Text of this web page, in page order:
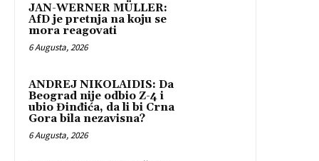
JAN-WERNER MÜLLER:
AfD je pretnja na koju se
mora reagovati
6 Augusta, 2026
ANDREJ NIKOLAIDIS: Da
Beograd nije odbio Z-4 i
ubio Đinđića, da li bi Crna
Gora bila nezavisna?
6 Augusta, 2026